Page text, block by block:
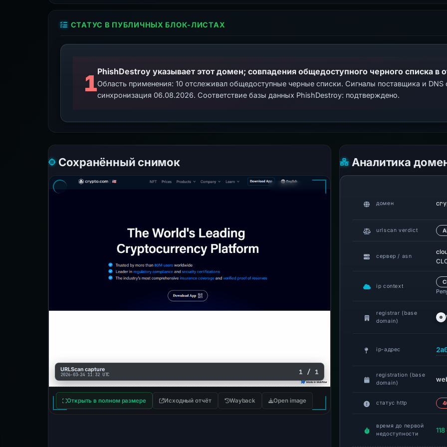
СТАТУС В ПУБЛИЧНЫХ БЛОК-ЛИСТАХ
1PhishDestroy указывает этот домен; совпадения общедоступного черного списка
Область применения: 10 отслеживал общедоступные черные списки. Сигналы поставщика и
синхронизация 06.08.2026. Соответствие базы данных PhishDestroy: подтверждено.
Сохранённый снимок
URLScan capture
2026-03-24 11:32 UTC 1 / 1
Открыть в полном размере Исходный отчёт Wayback Open image
Аналитика
домен
urlscan verdict
сервер / asn
ip context
registrar (base
domain)
ip-адрес
registration (base
domain)
статус http
время до первой
недоступности